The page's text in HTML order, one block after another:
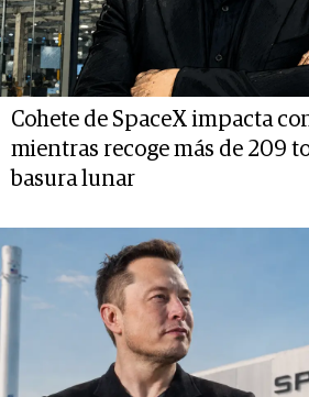
Cohete de SpaceX impacta
mientras recoge más de 209
basura lunar